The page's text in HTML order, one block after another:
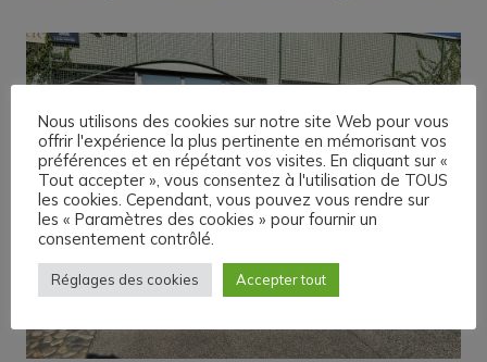
Nous utilisons des cookies sur notre site Web pour vous
offrir l'expérience la plus pertinente en mémorisant vos
préférences et en répétant vos visites. En cliquant sur «
Tout accepter », vous consentez à l'utilisation de TOUS
les cookies. Cependant, vous pouvez vous rendre sur
les « Paramètres des cookies » pour fournir un
consentement contrôlé.
Réglages des cookies Accepter tout